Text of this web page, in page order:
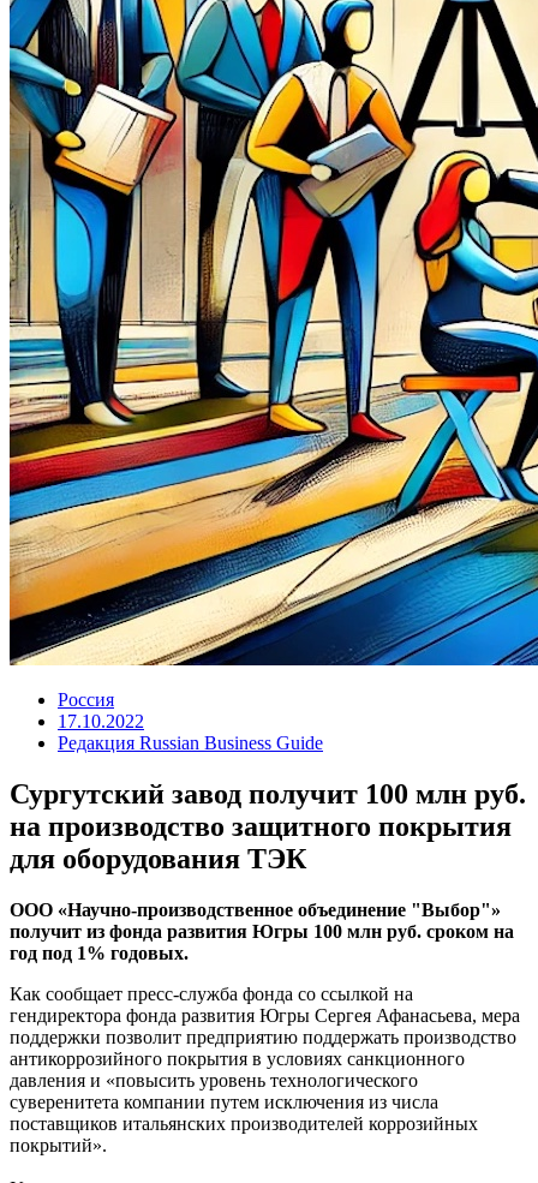
Россия
17.10.2022
Редакция Russian Business Guide
Сургутский завод получит 100 млн руб.
на производство защитного покрытия
для оборудования ТЭК
ООО «Научно-производственное объединение "Выбор"»
получит из фонда развития Югры 100 млн руб. сроком на
год под 1% годовых.
Как сообщает пресс-служба фонда со ссылкой на
гендиректора фонда развития Югры Сергея Афанасьева, мера
поддержки позволит предприятию поддержать производство
антикоррозийного покрытия в условиях санкционного
давления и «повысить уровень технологического
суверенитета компании путем исключения из числа
поставщиков итальянских производителей коррозийных
покрытий».